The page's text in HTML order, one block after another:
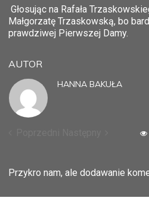
Głosując na Rafała
Małgorzatę Trzaskowską, bo
prawdziwej Pierwszej Damy.
AUTOR
HANNA BAKUŁA
Przykro nam, ale dodawanie